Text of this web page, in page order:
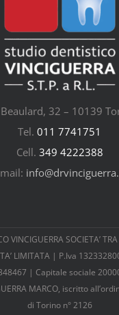
32 – 10139
Tel. 011 7741751
Cell. 349 4222388
VINCIGUERRA SOCIETA’
LIMITATA | P.Iva
| Capitale sociale
MARCO, iscritto
di Torino n° 2126